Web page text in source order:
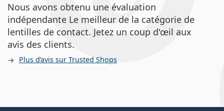
Nous avons obtenu une évaluation
indépendante Le meilleur de la catégorie de
lentilles de contact. Jetez un coup d'œil aux
avis des clients.
Plus d’avis sur Trusted Shops